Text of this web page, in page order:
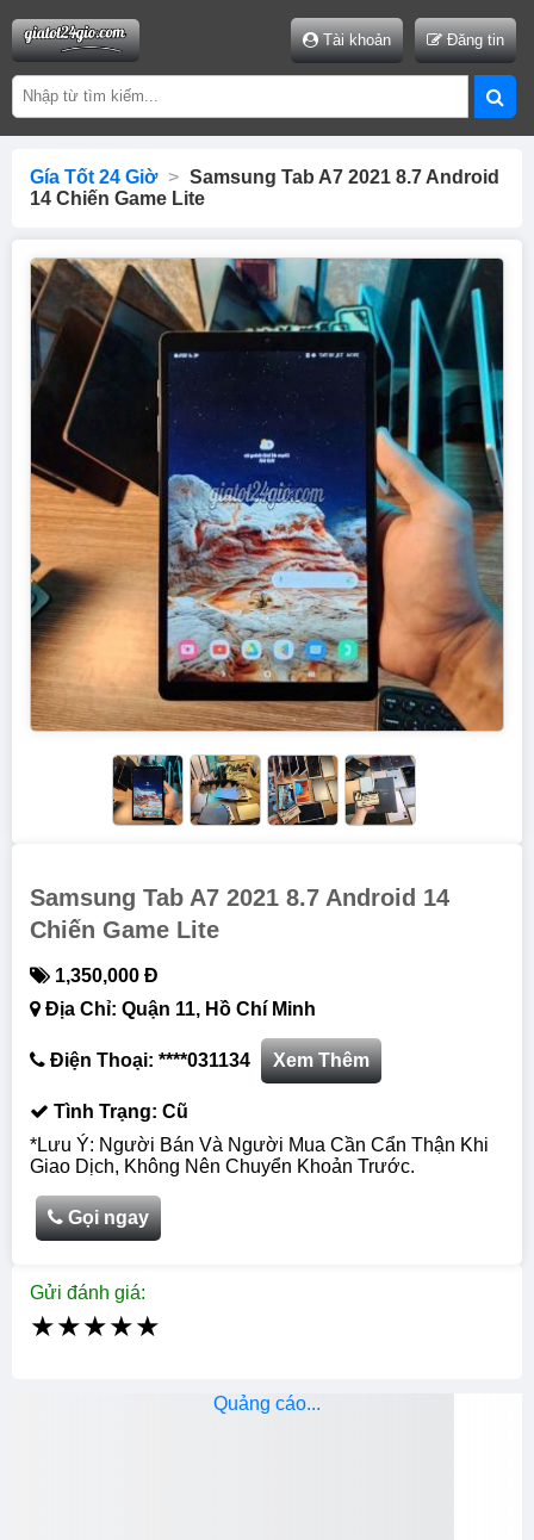
Tài khoản Đăng tin
Gía Tốt 24 Giờ > Samsung Tab A7 2021 8.7 Android
14 Chiến Game Lite
Samsung Tab A7 2021 8.7 Android 14
Chiến Game Lite
1,350,000 Đ
Địa Chỉ: Quận 11, Hồ Chí Minh
Điện Thoại: ****031134 Xem Thêm
Tình Trạng: Cũ
*Lưu Ý: Người Bán Và Người Mua Cần Cẩn Thận Khi
Giao Dịch, Không Nên Chuyển Khoản Trước.
Gọi ngay
Gửi đánh giá:
★★★★★